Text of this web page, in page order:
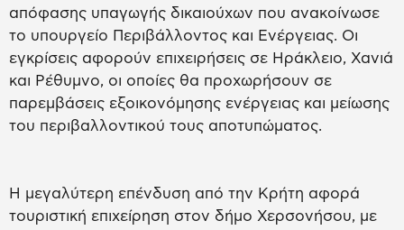
απόφασης υπαγωγής δικαιούχων που ανακοίνωσε
το υπουργείο Περιβάλλοντος και Ενέργειας. Οι
εγκρίσεις αφορούν επιχειρήσεις σε Ηράκλειο, Χανιά
και Ρέθυμνο, οι οποίες θα προχωρήσουν σε
παρεμβάσεις εξοικονόμησης ενέργειας και μείωσης
του περιβαλλοντικού τους αποτυπώματος.
Η μεγαλύτερη επένδυση από την Κρήτη αφορά
τουριστική επιχείρηση στον δήμο Χερσονήσου, με